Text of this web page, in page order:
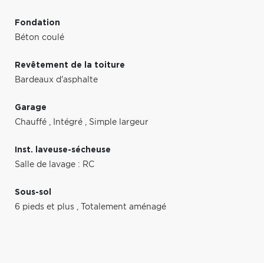
Fondation
Béton coulé
Revêtement de la toiture
Bardeaux d'asphalte
Garage
Chauffé , Intégré , Simple largeur
Inst. laveuse-sécheuse
Salle de lavage : RC
Sous-sol
6 pieds et plus , Totalement aménagé